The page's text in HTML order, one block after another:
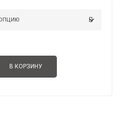
В КОРЗИНУ